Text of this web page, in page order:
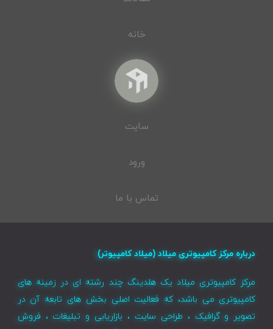
خانه
سایت
ورود
تماس با ما
درباره مرکز کامپیوتری میلاد (میلاد کامپیوتر)
مرکز کامپیوتری میلاد یک هلدینگ چند رشته ای در زمینه های
کامپیوتری می باشد، که فعالیت اصلی بخش های تابعه آن در
تصویر و گرافیک ، طراحی سایت ، بازاریابی و تبلیغات ، فروش